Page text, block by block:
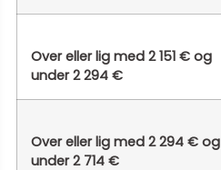
Over eller lig med 2 151 € og
under 2 294 €
Over eller lig med 2 294 € og
under 2 714 €